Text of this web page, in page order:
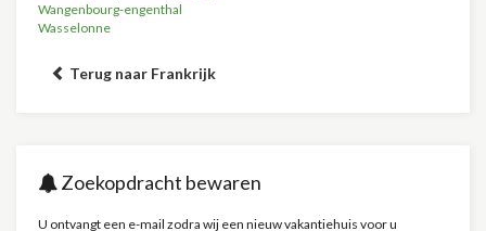
Wangenbourg-engenthal
Wasselonne
Terug naar Frankrijk
Zoekopdracht bewaren
U ontvangt een e-mail zodra wij een nieuw vakantiehuis voor u